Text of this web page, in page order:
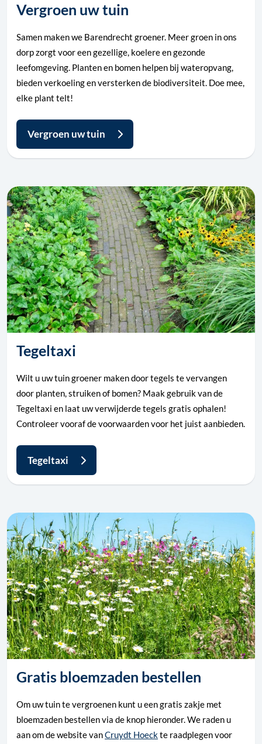
Vergroen uw tuin
Samen maken we Barendrecht groener. Meer groen in ons
dorp zorgt voor een gezellige, koelere en gezonde
leefomgeving. Planten en bomen helpen bij wateropvang,
bieden verkoeling en versterken de biodiversiteit. Doe mee,
elke plant telt!
Vergroen uw tuin
Tegeltaxi
Wilt u uw tuin groener maken door tegels te vervangen
door planten, struiken of bomen? Maak gebruik van de
Tegeltaxi en laat uw verwijderde tegels gratis ophalen!
Controleer vooraf de voorwaarden voor het juist aanbieden.
Tegeltaxi
Gratis bloemzaden bestellen
Om uw tuin te vergroenen kunt u een gratis zakje met
bloemzaden bestellen via de knop hieronder. We raden u
aan om de website vanCruydt Hoeckte raadplegen voor